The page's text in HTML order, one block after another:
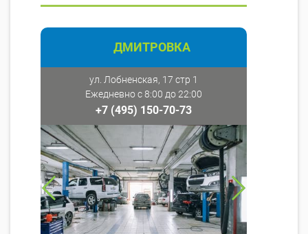
ДМИТРОВКА
ул. Лобненская, 17 стр 1
Ежедневно с 8:00 до 22:00
+7 (495) 150-70-73